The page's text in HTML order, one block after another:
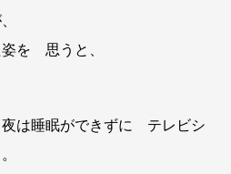
を 思うと、
は睡眠ができずに テレビシ